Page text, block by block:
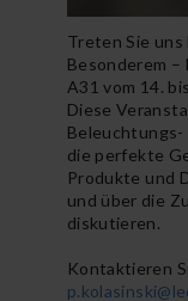
Treten Sie uns
Besonderem –
A31 vom 14.
Diese
die perfekte
Produkte und
und über die
diskutieren.
Kontaktieren